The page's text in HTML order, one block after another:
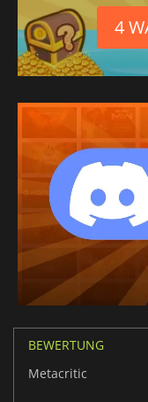
4
BEWERTUNG
Metacritic